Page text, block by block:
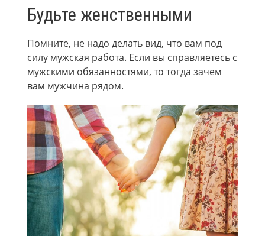
Будьте женственными
Помните, не надо делать вид, что вам под
силу мужская работа. Если вы справляетесь с
мужскими обязанностями, то тогда зачем
вам мужчина рядом.